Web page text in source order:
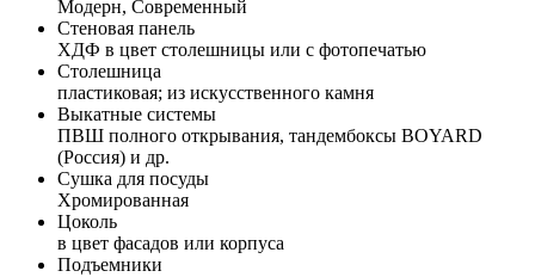
Модерн, Современный
Стеновая панель
ХДФ в цвет столешницы или с фотопечатью
Столешница
пластиковая; из искусственного камня
Выкатные системы
ПВШ полного открывания, тандембоксы BOYARD
(Россия) и др.
Сушка для посуды
Хромированная
Цоколь
в цвет фасадов или корпуса
Подъемники